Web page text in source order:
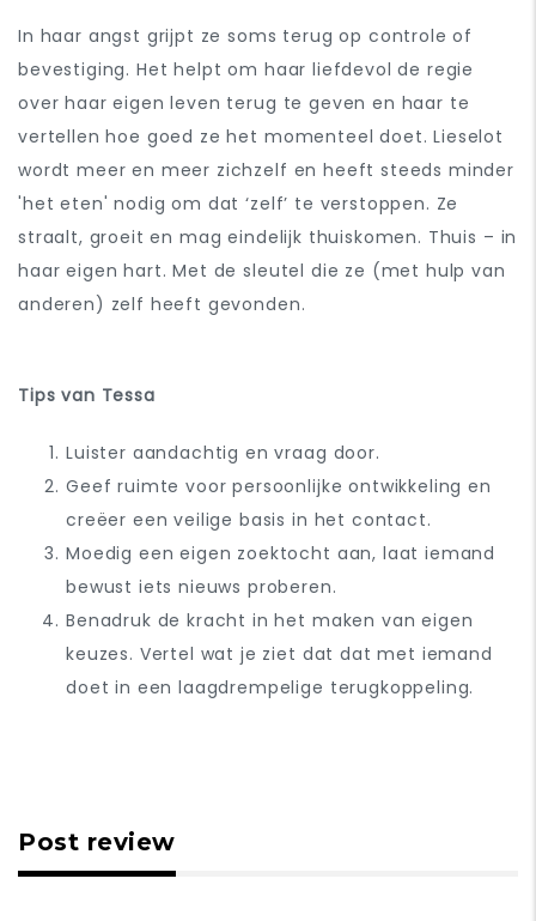
In haar angst grijpt ze soms terug op controle of
bevestiging. Het helpt om haar liefdevol de regie
over haar eigen leven terug te geven en haar te
vertellen hoe goed ze het momenteel doet. Lieselot
wordt meer en meer zichzelf en heeft steeds minder
'het eten' nodig om dat ‘zelf’ te verstoppen. Ze
straalt, groeit en mag eindelijk thuiskomen. Thuis – in
haar eigen hart. Met de sleutel die ze (met hulp van
anderen) zelf heeft gevonden.
Tips van Tessa
Luister aandachtig en vraag door.
Geef ruimte voor persoonlijke ontwikkeling en
creëer een veilige basis in het contact.
Moedig een eigen zoektocht aan, laat iemand
bewust iets nieuws proberen.
Benadruk de kracht in het maken van eigen
keuzes. Vertel wat je ziet dat dat met iemand
doet in een laagdrempelige terugkoppeling.
Post review